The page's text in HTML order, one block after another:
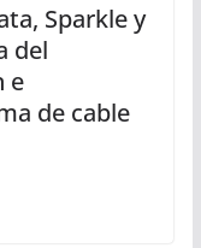
Sparkle y
del
e
de cable